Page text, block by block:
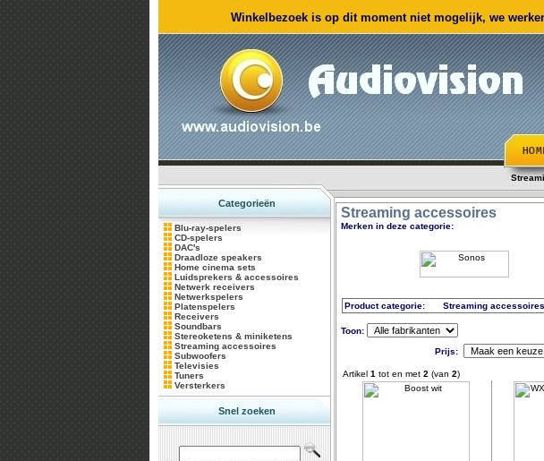
Winkelbezoek is op dit moment niet mogelijk, we
Categorieën
Blu-ray-spelers
CD-spelers
DAC's
Draadloze speakers
Home cinema sets
Luidsprekers & accessoires
Netwerk receivers
Netwerkspelers
Platenspelers
Receivers
Soundbars
Stereoketens & miniketens
Streaming accessoires
Subwoofers
Televisies
Tuners
Versterkers
Snel zoeken
Streaming accessoires
Merken in deze categorie:
Product categorie: Streaming accessoires
Toon:
Prijs:
Artikel 1 tot en met 2 (van 2)